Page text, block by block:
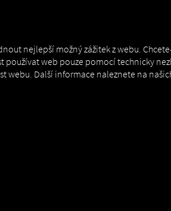
nejlepší možný zážitek z webu.
používat web pouze pomocí technicky
webu. Další informace naleznete na